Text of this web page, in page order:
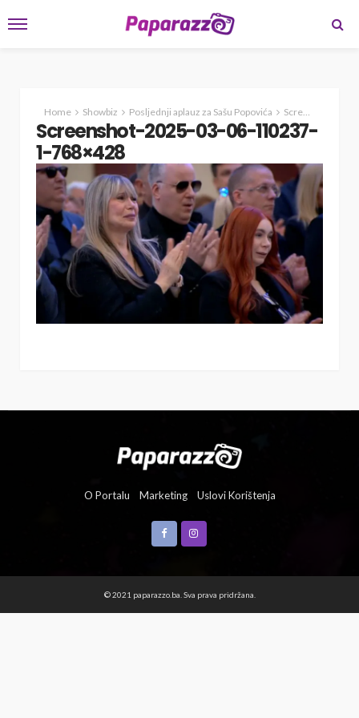
Home Showbiz Posljednji aplauz za Sašu Popovića Screenshot-2025-03-06-110237-1-768×428
Screenshot-2025-03-06-110237-
1-768×428
O Portalu Marketing Uslovi Korištenja
© 2021 paparazzo.ba. Sva prava pridržana.